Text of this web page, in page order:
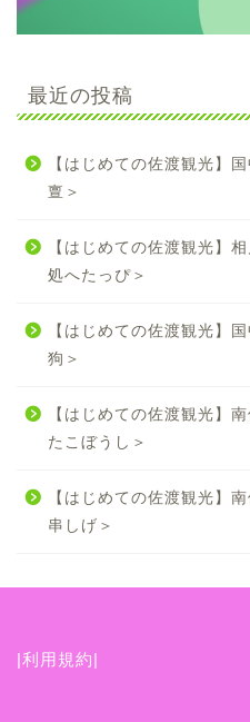
最近の投稿
【はじめての佐渡観光】
亶＞
【はじめての佐渡観光】
処へたっぴ＞
【はじめての佐渡観光】
狗＞
【はじめての佐渡観光】
たこぼうし＞
【はじめての佐渡観光】
串しげ＞
|利用規約|